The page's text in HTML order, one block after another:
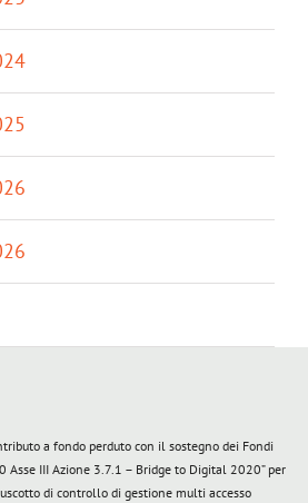
a fondo perduto con il sostegno dei Fondi
Asse III Azione 3.7.1 – Bridge to Digital 2020” per
di controllo di gestione multi accesso